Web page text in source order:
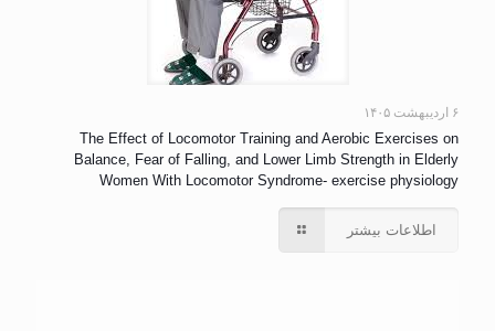
۶ اردیبهشت ۱۴۰۵
The Effect of Locomotor Training and Aerobic Exercises on
Balance, Fear of Falling, and Lower Limb Strength in Elderly
Women With Locomotor Syndrome- exercise physiology
اطلاعات بیشتر